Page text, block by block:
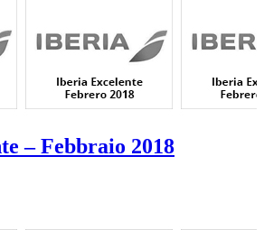
– Febbraio 2018